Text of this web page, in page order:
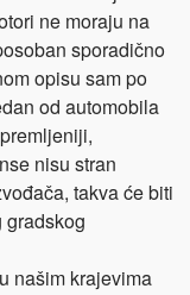
ne moraju na
sporadično
opisu sam po
od automobila
nisu stran
takva će biti
našim krajevima